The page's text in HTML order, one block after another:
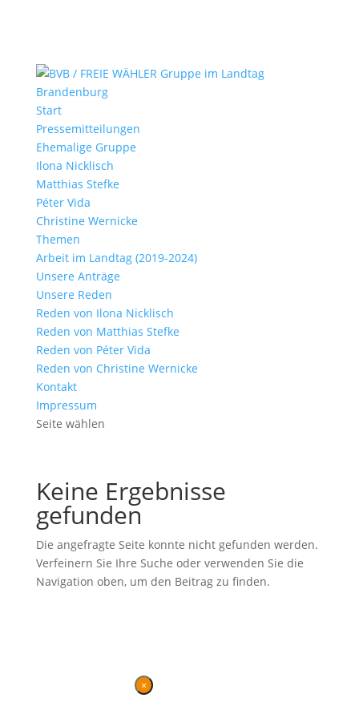
Start
Pressemitteilungen
Ehemalige Gruppe
Ilona Nicklisch
Matthias Stefke
Péter Vida
Christine Wernicke
Themen
Arbeit im Landtag (2019-2024)
Unsere Anträge
Unsere Reden
Reden von Ilona Nicklisch
Reden von Matthias Stefke
Reden von Péter Vida
Reden von Christine Wernicke
Kontakt
Impressum
Seite wählen
Keine Ergebnisse
gefunden
Die angefragte Seite konnte nicht gefunden werden.
Verfeinern Sie Ihre Suche oder verwenden Sie die
Navigation oben, um den Beitrag zu finden.
×